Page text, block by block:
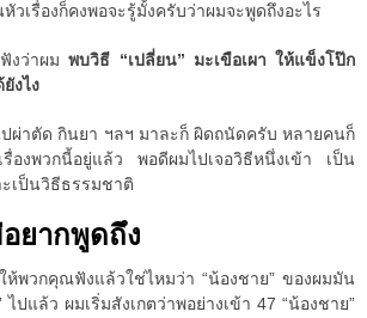
วเรื่องก็คงพอจะรู้มั้งครับว่าผมจะพูดถึงอะไร
ฟังว่าผมพบวิธี “เปลี่ยน” มะเขือเผา ให้แข็งโป๊ก
งไง
ผ่าตัด กินยา ฯลฯ มาละก็ ผิดถนัดครับ หลายคนก็
รื่องพวกนี้อยู่แล้ว พอดีผมไปเจอวิธีหนึ่งเข้า เป็น
เป็นวิธีธรรมชาติ
อยากพูดถึง
ห้พวกคุณฟังแล้วใช่ไหมว่า “น้องชาย” ของผมมัน
ไปแล้ว ผมเริ่มสังเกตว่าพอย่างเข้า 47 “น้องชาย”